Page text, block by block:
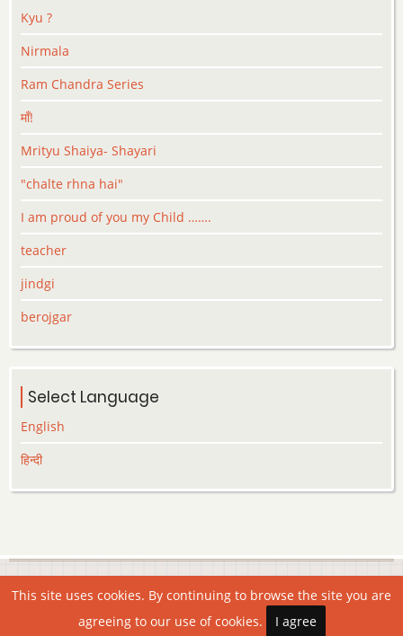
Kyu ?
Nirmala
Ram Chandra Series
माँ!
Mrityu Shaiya- Shayari
"chalte rhna hai"
I am proud of you my Child …….
teacher
jindgi
berojgar
Select Language
English
हिन्दी
This site uses cookies. By continuing to browse the site you are
agreeing to our use of cookies.
I agree